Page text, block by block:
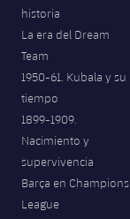
historia
La era del Dream
Team
1950-61. Kubala y su
tiempo
1899-1909.
Nacimiento y
supervivencia
Barça en Champions
League